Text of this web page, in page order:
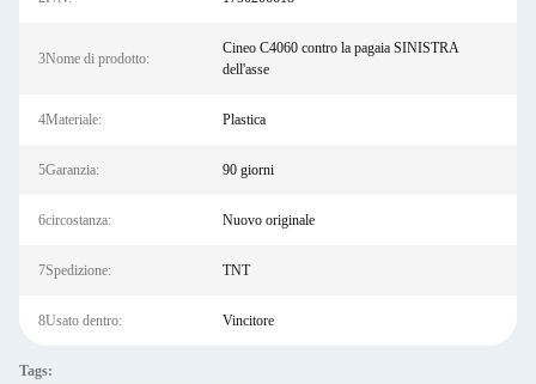
3Nome di prodotto:
Cineo C4060 contro la pagaia SINISTRA
dell'asse
4Materiale: Plastica
5Garanzia: 90 giorni
6circostanza: Nuovo originale
7Spedizione: TNT
8Usato dentro: Vincitore
Tags: